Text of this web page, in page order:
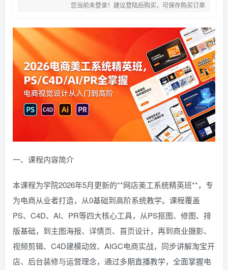
您当前未登录！建议登陆后购买，可保存购买订单
一、课程内容简介
本课程为学院2026年5月更新的**网店美工系统精英班**，专
为电商从业者打造，从0基础到高阶系统教学。课程覆盖
PS、C4D、AI、PR等四大核心工具，从PS抠图、修图、排
版基础，到主图海报、详情页、首页设计，再到商业摄影、
视频剪辑、C4D建模动效、AIGC电商实战，同步讲解淘宝开
店、后台装修与运营理念，通过多期直播教学，全面掌握电